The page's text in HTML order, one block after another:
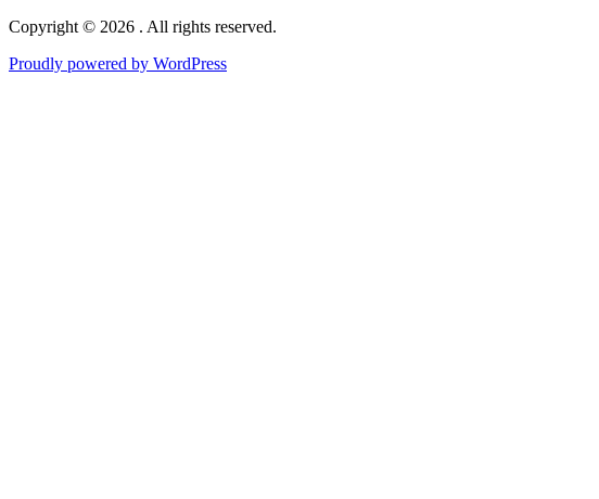
Copyright © 2026 . All rights reserved.
Proudly powered by WordPress